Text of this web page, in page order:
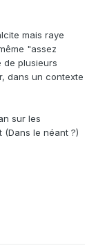
mais raye
"assez
de plusieurs
dans un contexte
sur les
le néant ?)